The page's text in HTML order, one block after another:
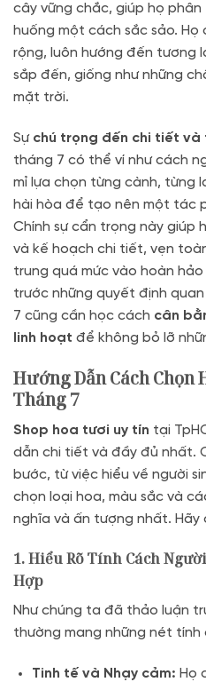
cây vững chắc, giúp họ
huống một cách sắc sảo.
rộng, luôn hướng đến tương
sắp đến, giống như những
mặt trời.
Sự chú trọng đến chi tiết và
tháng 7 có thể ví như cách
mỉ lựa chọn từng cành, từng
hài hòa để tạo nên một tác
Chính sự cẩn trọng này giúp
và kế hoạch chi tiết, vẹn
trung quá mức vào hoàn
trước những quyết định
7 cũng cần học cách cân
linh hoạt để không bỏ lỡ
Hướng Dẫn Cách Chọn
Tháng 7
Shop hoa tươi uy tín tại
dẫn chi tiết và đầy đủ nhất.
bước, từ việc hiểu về người
chọn loại hoa, màu sắc và
nghĩa và ấn tượng nhất. Hãy
1. Hiểu Rõ Tính Cách
Hợp
Như chúng ta đã thảo luận
thường mang những nét tính
Tinh tế và Nhạy cảm: Họ